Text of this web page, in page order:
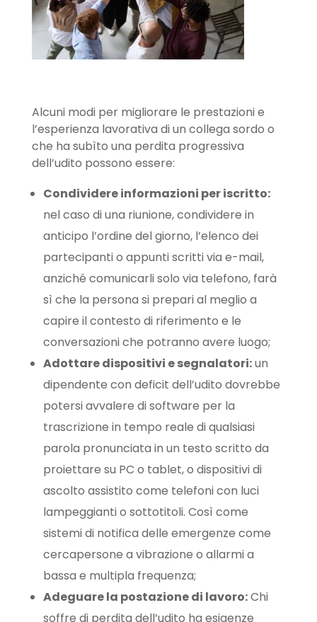
Alcuni modi per migliorare le prestazioni e
l’esperienza lavorativa di un collega sordo o
che ha subìto una perdita progressiva
dell’udito possono essere:
Condividere informazioni per iscritto:
nel caso di una riunione, condividere in
anticipo l’ordine del giorno, l’elenco dei
partecipanti o appunti scritti via e-mail,
anziché comunicarli solo via telefono, farà
sì che la persona si prepari al meglio a
capire il contesto di riferimento e le
conversazioni che potranno avere luogo;
Adottare dispositivi e segnalatori:un
dipendente con deficit dell’udito dovrebbe
potersi avvalere di software per la
trascrizione in tempo reale di qualsiasi
parola pronunciata in un testo scritto da
proiettare su PC o tablet, o dispositivi di
ascolto assistito come telefoni con luci
lampeggianti o sottotitoli. Così come
sistemi di notifica delle emergenze come
cercapersone a vibrazione o allarmi a
bassa e multipla frequenza;
Adeguare la postazione di lavoro:Chi
soffre di perdita dell’udito ha esigenze